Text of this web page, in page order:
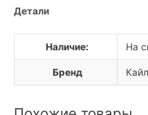
Детали
Наличие: На
Бренд